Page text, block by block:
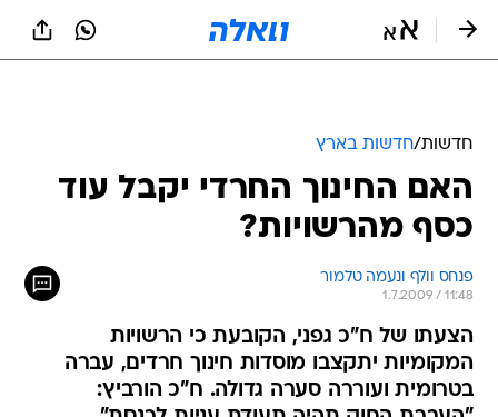
האם החינוך החרדי יקבל עוד
כסף מהרשויות?
פנחס וולף ונעמה טלמור
1.7.2009 / 11:48
הצעתו של ח"כ גפני, הקובעת כי הרשויות
בטרומית ועוררה סערה גדולה. ח"כ הורביץ:
"העברת החוק תהיה תעודת עניות לכנסת"